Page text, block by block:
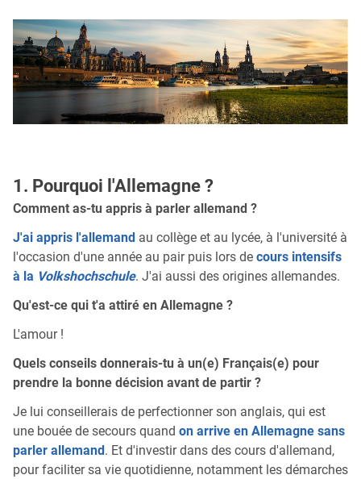
1. Pourquoi l'Allemagne ?
Comment as-tu appris à parler allemand ?
J'ai appris l'allemand au collège et au lycée, à l'université à
l'occasion d'une année au pair puis lors de cours intensifs
à la Volkshochschule. J'ai aussi des origines allemandes.
Qu'est-ce qui t'a attiré en Allemagne ?
L'amour !
Quels conseils donnerais-tu à un(e) Français(e) pour
prendre la bonne décision avant de partir ?
Je lui conseillerais de perfectionner son anglais, qui est
une bouée de secours quand on arrive en Allemagne sans
parler allemand. Et d'investir dans des cours d'allemand,
pour faciliter sa vie quotidienne, notamment les démarches